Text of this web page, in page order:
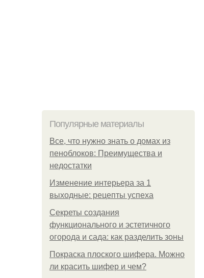
Популярные материалы
Все, что нужно знать о домах из
пеноблоков: Преимущества и
недостатки
Изменение интерьера за 1
выходные: рецепты успеха
Секреты создания
функционального и эстетичного
огорода и сада: как разделить зоны
Покраска плоского шифера. Можно
ли красить шифер и чем?